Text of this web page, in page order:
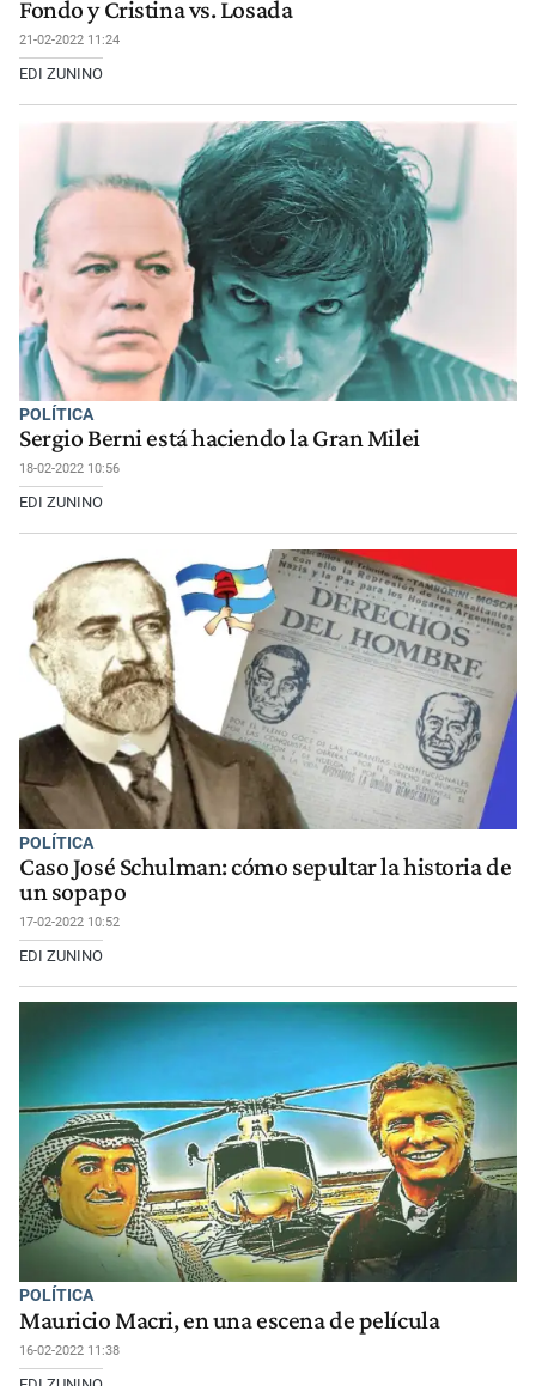
Fondo y Cristina vs. Losada
21-02-2022 11:24
EDI ZUNINO
POLÍTICA
Sergio Berni está haciendo la Gran Milei
18-02-2022 10:56
EDI ZUNINO
POLÍTICA
Caso José Schulman: cómo sepultar la historia de
un sopapo
17-02-2022 10:52
EDI ZUNINO
POLÍTICA
Mauricio Macri, en una escena de película
16-02-2022 11:38